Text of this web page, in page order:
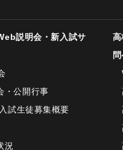
説明会・新入試サ
・公開行事
試生徒募集概要
況